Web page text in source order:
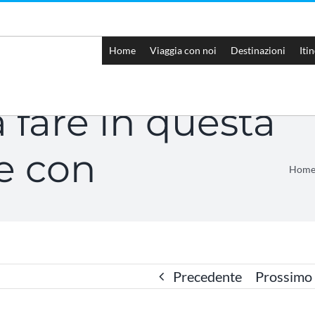
Home Viaggia con noi Destinazioni
fare in questa
con
Home
Precedente Prossimo